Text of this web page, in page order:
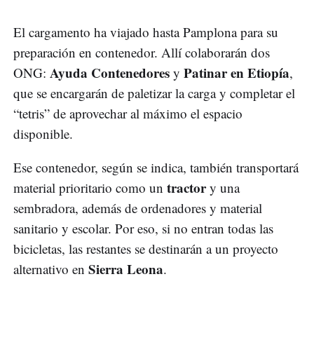
El cargamento ha viajado hasta Pamplona para su
preparación en contenedor. Allí colaborarán dos
ONG: Ayuda Contenedores y Patinar en Etiopía,
que se encargarán de paletizar la carga y completar el
“tetris” de aprovechar al máximo el espacio
disponible.
Ese contenedor, según se indica, también transportará
material prioritario como un tractory una
sembradora, además de ordenadores y material
sanitario y escolar. Por eso, si no entran todas las
bicicletas, las restantes se destinarán a un proyecto
alternativo en Sierra Leona.